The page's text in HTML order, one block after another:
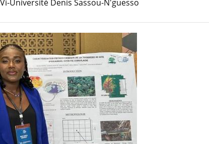
Université Denis Sassou-N'guesso